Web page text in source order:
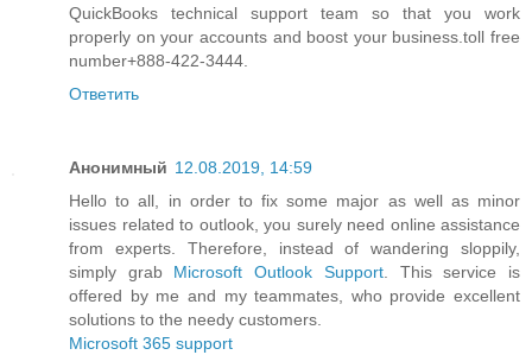
QuickBooks technical support team so that you work
properly on your accounts and boost your business.toll free
number+888-422-3444.
Ответить
Анонимный 12.08.2019, 14:59
Hello to all, in order to fix some major as well as minor
issues related to outlook, you surely need online assistance
from experts. Therefore, instead of wandering sloppily,
simply grab Microsoft Outlook Support. This service is
offered by me and my teammates, who provide excellent
solutions to the needy customers.
Microsoft 365 support